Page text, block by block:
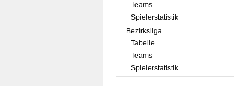
Teams
Spielerstatistik
Bezirksliga
Tabelle
Teams
Spielerstatistik